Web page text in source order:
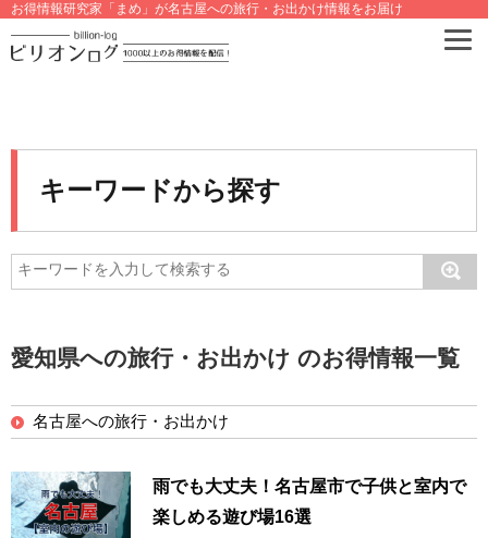
お得情報研究家「まめ」が名古屋への旅行・お出かけ情報をお届け
キーワードから探す
愛知県への旅行・お出かけ のお得情報一覧
名古屋への旅行・お出かけ
雨でも大丈夫！名古屋市で子供と室内で
楽しめる遊び場16選